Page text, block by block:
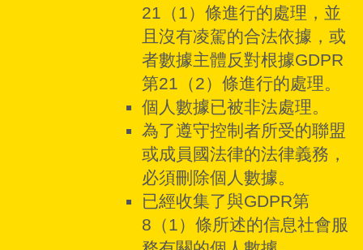
21（1）條進行的處理，並
且沒有凌駕的合法依據，或
者數據主體反對根據GDPR
第21（2）條進行的處理。
個人數據已被非法處理。
為了遵守控制者所受的聯盟
或成員國法律的法律義務，
必須刪除個人數據。
已經收集了與GDPR第
8（1）條所述的信息社會服